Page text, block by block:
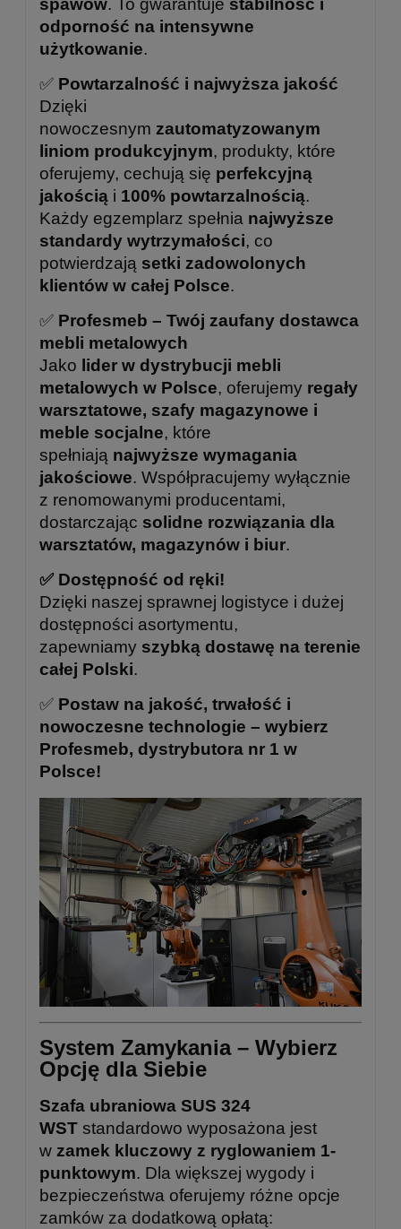
odporność na intensywne
użytkowanie.
✅ Powtarzalność i najwyższa jakość
Dzięki
nowoczesnym zautomatyzowanym
liniom produkcyjnym, produkty, które
oferujemy, cechują się perfekcyjną
jakością i 100% powtarzalnością.
Każdy egzemplarz spełnia najwyższe
standardy wytrzymałości, co
potwierdzają setki zadowolonych
klientów w całej Polsce.
✅ Profesmeb – Twój zaufany dostawca
mebli metalowych
Jako lider w dystrybucji mebli
metalowych w Polsce, oferujemy regały
warsztatowe, szafy magazynowe i
meble socjalne, które
spełniają najwyższe wymagania
jakościowe. Współpracujemy wyłącznie
z renomowanymi producentami,
dostarczając solidne rozwiązania dla
warsztatów, magazynów i biur.
✅ Dostępność od ręki!
Dzięki naszej sprawnej logistyce i dużej
dostępności asortymentu,
zapewniamy szybką dostawę na terenie
całej Polski.
✅ Postaw na jakość, trwałość i
nowoczesne technologie – wybierz
Profesmeb, dystrybutora nr 1 w
Polsce!
System Zamykania – Wybierz
Opcję dla Siebie
Szafa ubraniowa SUS 324
WST standardowo wyposażona jest
w zamek kluczowy z ryglowaniem 1-
punktowym. Dla większej wygody i
bezpieczeństwa oferujemy różne opcje
zamków za dodatkową opłatą: